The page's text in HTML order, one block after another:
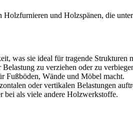
und Holzspänen, die
was sie ideal für tragende Strukturen
zu verziehen oder zu
Fußböden, Wände und Möbel macht.
oder vertikalen Belastungen
bei als viele andere Holzwerkstoffe.